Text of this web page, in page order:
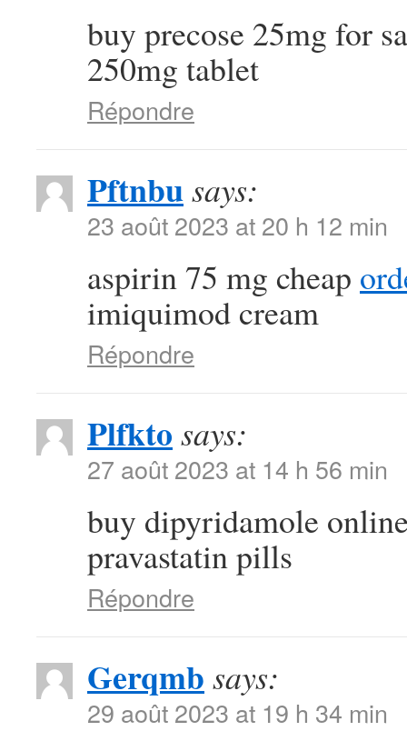
buy precose 25mg for
250mg tablet
Répondre
Pftnbusays:
23 août 2023 at 20 h 12 min
aspirin 75 mg cheap
imiquimod cream
Répondre
Plfkto says:
27 août 2023 at 14 h 56 min
buy dipyridamole
pravastatin pills
Répondre
Gerqmb says:
29 août 2023 at 19 h 34 min